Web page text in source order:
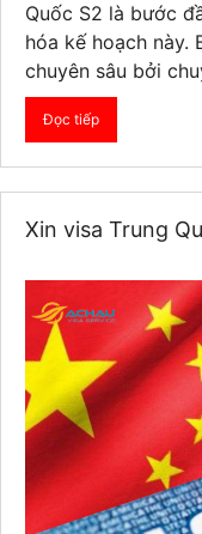
Quốc S2 là bước
hóa kế hoạch này.
chuyên sâu bởi
Đọc tiếp
Xin visa Trung